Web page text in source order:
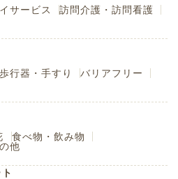
サービス
訪問介護・訪問看護
行器・手すり
バリアフリー
食べ物・飲み物
他